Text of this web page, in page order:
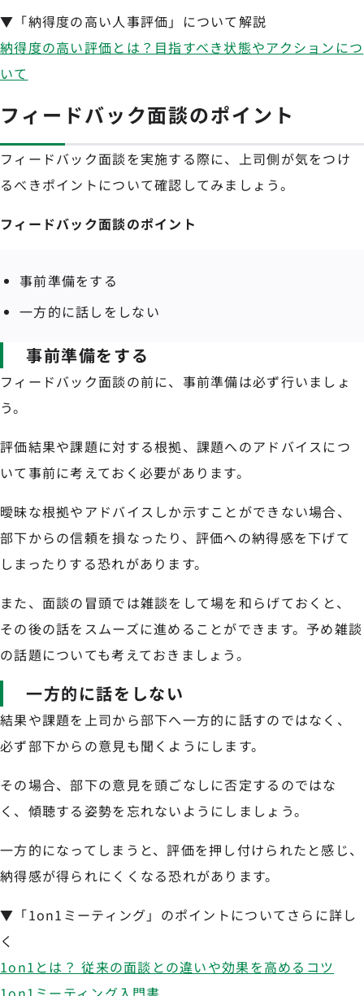
▼「納得度の高い人事評価」について解説
納得度の高い評価とは？目指すべき状態やアクションにつ
いて
フィードバック面談のポイント
フィードバック面談を実施する際に、上司側が気をつけ
るべきポイントについて確認してみましょう。
フィードバック面談のポイント
事前準備をする
一方的に話しをしない
事前準備をする
フィードバック面談の前に、事前準備は必ず行いましょ
う。
評価結果や課題に対する根拠、課題へのアドバイスにつ
いて事前に考えておく必要があります。
曖昧な根拠やアドバイスしか示すことができない場合、
部下からの信頼を損なったり、評価への納得感を下げて
しまったりする恐れがあります。
また、面談の冒頭では雑談をして場を和らげておくと、
その後の話をスムーズに進めることができます。予め雑談
の話題についても考えておきましょう。
一方的に話をしない
結果や課題を上司から部下へ一方的に話すのではなく、
必ず部下からの意見も聞くようにします。
その場合、部下の意見を頭ごなしに否定するのではな
く、傾聴する姿勢を忘れないようにしましょう。
一方的になってしまうと、評価を押し付けられたと感じ、
納得感が得られにくくなる恐れがあります。
▼「1on1ミーティング」のポイントについてさらに詳し
く
1on1とは？ 従来の面談との違いや効果を高めるコツ